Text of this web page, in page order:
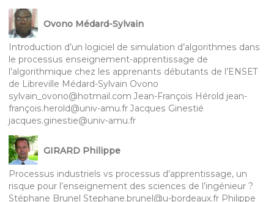
Ovono Médard-Sylvain
Introduction d’un logiciel de simulation d’algorithmes dans
le processus enseignement-apprentissage de
l’algorithmique chez les apprenants débutants de l’ENSET
de Libreville Médard-Sylvain Ovono
sylvain_ovono@hotmail.com Jean-François Hérold jean-
françois.herold@univ-amu.fr Jacques Ginestié
jacques.ginestie@univ-amu.fr
GIRARD Philippe
Processus industriels vs processus d’apprentissage, un
risque pour l’enseignement des sciences de l’ingénieur ?
Stéphane Brunel Stephane.brunel@u-bordeaux.fr Philippe